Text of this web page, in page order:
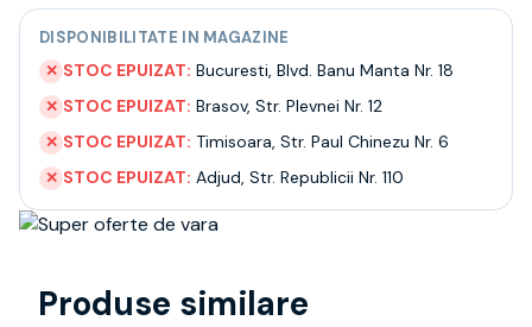
Termeni si conditii
Politica de confidentialitate
Intrebari frecvente
DISPONIBILITATE IN MAGAZINE
✕ STOC EPUIZAT: Bucuresti, Blvd. Banu Manta Nr. 18
✕ STOC EPUIZAT: Brasov, Str. Plevnei Nr. 12
✕ STOC EPUIZAT: Timisoara, Str. Paul Chinezu Nr. 6
✕ STOC EPUIZAT: Adjud, Str. Republicii Nr. 110
Produse similare